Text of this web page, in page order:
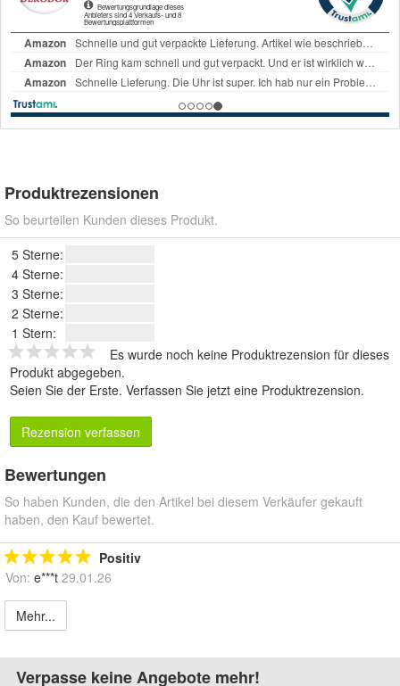
Produktrezensionen
So beurteilen Kunden dieses Produkt.
5 Sterne:
4 Sterne:
3 Sterne:
2 Sterne:
1 Stern:
Es wurde noch keine Produktrezension für dieses
Produkt abgegeben.
Seien Sie der Erste. Verfassen Sie jetzt eine Produktrezension.
Rezension verfassen
Bewertungen
So haben Kunden, die den Artikel bei diesem Verkäufer gekauft
haben, den Kauf bewertet.
Positiv
Von: e***t 29.01.26
Mehr...
Verpasse keine Angebote mehr!